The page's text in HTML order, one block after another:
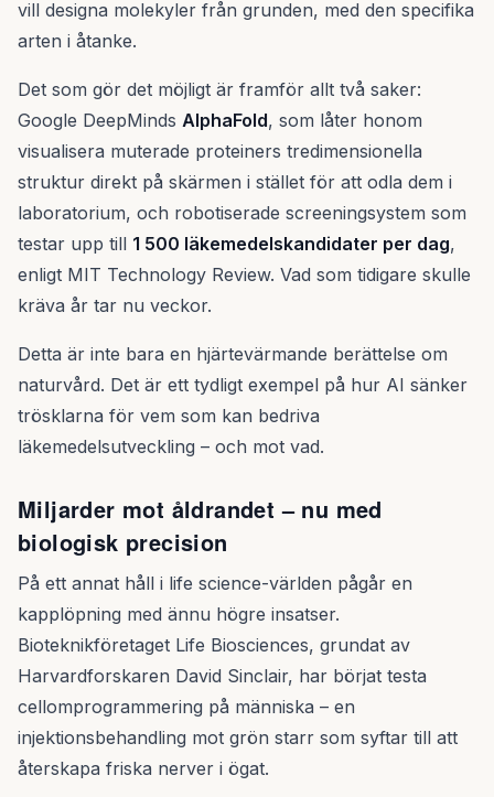
vill designa molekyler från grunden, med den specifika
arten i åtanke.
Det som gör det möjligt är framför allt två saker:
Google DeepMinds AlphaFold, som låter honom
visualisera muterade proteiners tredimensionella
struktur direkt på skärmen i stället för att odla dem i
laboratorium, och robotiserade screeningsystem som
testar upp till 1 500 läkemedelskandidater per dag,
enligt MIT Technology Review. Vad som tidigare skulle
kräva år tar nu veckor.
Detta är inte bara en hjärtevärmande berättelse om
naturvård. Det är ett tydligt exempel på hur AI sänker
trösklarna för vem som kan bedriva
läkemedelsutveckling – och mot vad.
Miljarder mot åldrandet – nu med
biologisk precision
På ett annat håll i life science-världen pågår en
kapplöpning med ännu högre insatser.
Bioteknikföretaget Life Biosciences, grundat av
Harvardforskaren David Sinclair, har börjat testa
cellomprogrammering på människa – en
injektionsbehandling mot grön starr som syftar till att
återskapa friska nerver i ögat.